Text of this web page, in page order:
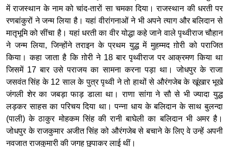
में राजस्थान के नाम को चांद-तारों सा चमका दिया। राजस्थान की धरती पर
रणबांकुरों ने जन्म लिया है। यहां वीरांगनाओं ने भी अपने त्याग और बलिदान से
मातृभूमि को सींचा है। यहां धरती का वीर योद्धा कहे जाने वाले पृथ्वीराज चौहान
ने जन्म लिया, जिन्होंने तराइन के प्रथम युद्ध में मुहम्मद ग़ोरी को पराजित
किया। कहा जाता है कि ग़ोरी ने 18 बार पृथ्वीराज पर आक्रमण किया था
जिसमें 17 बार उसे पराजय का सामना करना पड़ा था। जोधपुर के राजा
जसवंत सिंह के 12 साल के पुत्र पृथ्वी ने तो हाथों से औरंगजेब के खूंखार भूखे
जंगली शेर का जबड़ा फाड़ डाला था। राणा सांगा ने सौ से भी ज्यादा युद्ध
लड़कर साहस का परिचय दिया था। पन्ना धाय के बलिदान के साथ बुलन्दा
(पाली) के ठाकुर मोहकम सिंह की रानी बाघेली का बलिदान भी अमर है।
जोधपुर के राजकुमार अजीत सिंह को औरंगजेब से बचाने के लिए वे उन्हें अपनी
नवजात राजकुमारी की जगह छुपाकर लाई थीं।